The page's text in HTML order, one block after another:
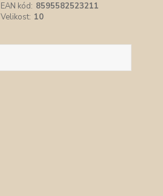
EAN kód: 8595582523211
Velikost: 10